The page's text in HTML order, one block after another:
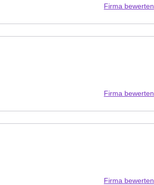
Firma bewerten
Firma bewerten
Firma bewerten